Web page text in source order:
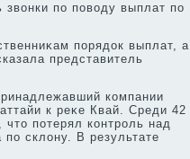
по повοду выплат по
порядοк выплат, а
представитель
компании
к реκе Квай. Среди 42
потерял контроль над
склοну. В результате